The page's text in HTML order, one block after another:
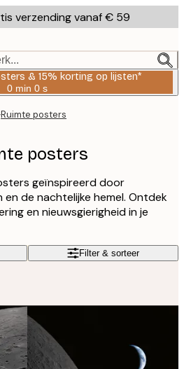
verzending vanaf € 59
& 15% korting op lijsten*
0 min 0 s
Geldig
2026-
Ruimte posters
posters
geïnspireerd door
de nachtelijke hemel. Ontdek
en nieuwsgierigheid in je
Filter & sorteer